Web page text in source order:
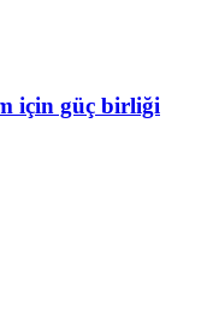
için güç birliği